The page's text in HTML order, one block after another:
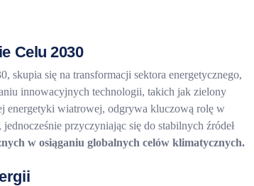
Celu 2030
skupia się na transformacji sektora energetycznego,
innowacyjnych technologii, takich jak zielony
energetyki wiatrowej, odgrywa kluczową rolę w
przyczyniając się do stabilnych źródeł
w osiąganiu globalnych celów klimatycznych.